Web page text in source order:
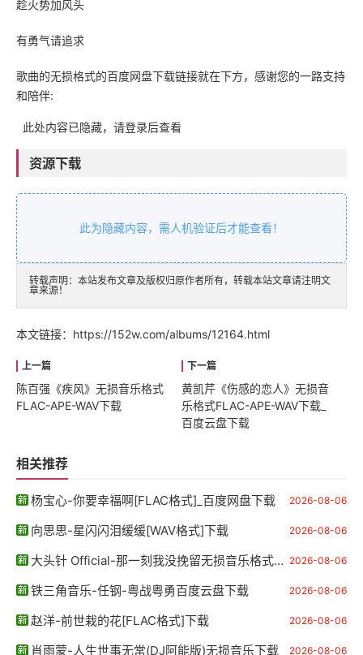
趁火势加风头
有勇气请追求
歌曲的无损格式的百度网盘下载链接就在下方，感谢您的一路支持
和陪伴:
此处内容已隐藏，请登录后查看
资源下载
此为隐藏内容，需人机验证后才能查看！
转载声明：本站发布文章及版权归原作者所有，转载本站文章请注明文
章来源！
本文链接： https://152w.com/albums/12164.html
陈百强《疾风》无损音乐格式
FLAC-APE-WAV下载
黄凯芹《伤感的恋人》无损音
乐格式FLAC-APE-WAV下载_
百度云盘下载
相关推荐
2026-08-06
杨宝心-你要幸福啊[FLAC格式]_百度网盘下载
2026-08-06
向思思-星闪闪泪缓缓[WAV格式]下载
2026-08-06
大头针 Official-那一刻我没挽留无损音乐格式FLAC-APE-WAV下载
2026-08-06
铁三角音乐-任钢-粤战粤勇百度云盘下载
2026-08-06
赵洋-前世栽的花[FLAC格式]下载
2026-08-06
肖雨蒙-人生世事无常(DJ阿能版)无损音乐下载